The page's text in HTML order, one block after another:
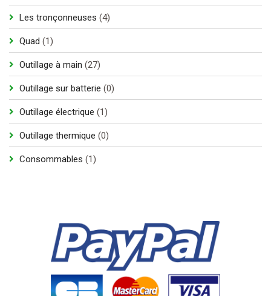
Les tronçonneuses 44
Quad 11
Outillage à main 2727
Outillage sur batterie 00
Outillage électrique 11
Outillage thermique 00
Consommables 11